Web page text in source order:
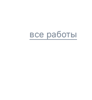
все работы